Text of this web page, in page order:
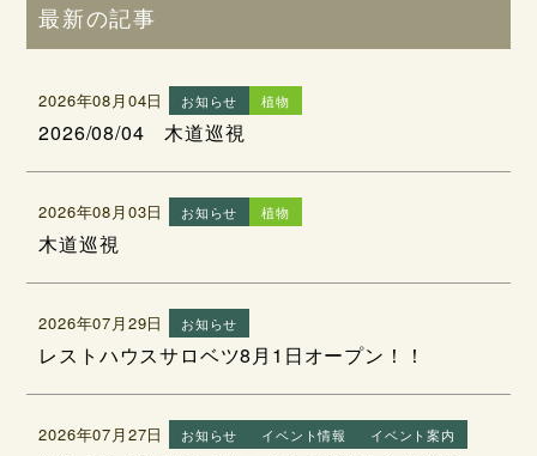
最新の記事
2026年08月04日 お知らせ 植物
2026/08/04 木道巡視
2026年08月03日 お知らせ 植物
木道巡視
2026年07月29日 お知らせ
レストハウスサロベツ8月1日オープン！！
2026年07月27日 お知らせ イベント情報 イベント案内